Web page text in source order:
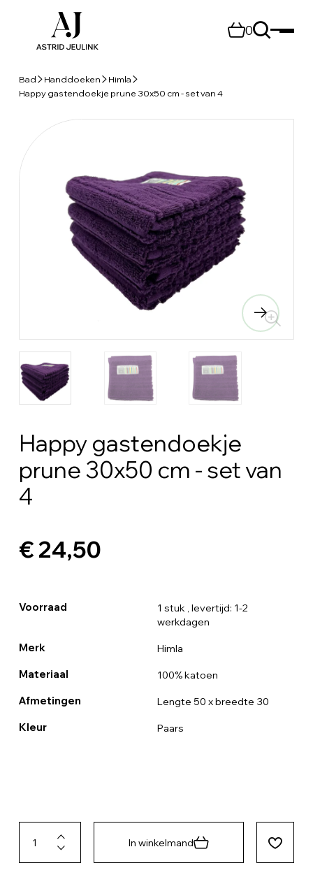
0
Bad Handdoeken
Himla
Happy gastendoekje prune 30x50 cm - set van 4
Happy gastendoekje
prune 30x50 cm - set van
4
€ 24,50
Voorraad 1 stuk , levertijd: 1-2
werkdagen
Merk Himla
Materiaal 100% katoen
Afmetingen Lengte 50 x breedte 30
Kleur Paars
In winkelmand